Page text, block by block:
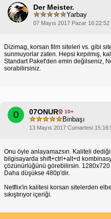
Der Meister.
Yarbay
07 Mayıs 2017 Pazar
Dizimag, korsan film siteleri vs. gibi
sunmuyorlar zaten. Hepsi kırpılmış,
Standart Paket'den emin değilseniz,
sorabilirsiniz.
0 07ONUR 10+
Binbaşı
13 Mayıs 2017 Cumartesi
Onu öyle anlayamazsın. Kaliteli
bilgisayarda shift+ctrl+alt+d
çözünürlüğünü görebilirsin. 1280x720
Daha düşükse 480p'dir.
Netflix'in kalitesi korsan sitelerden
sıkıştırıyor içeriği.